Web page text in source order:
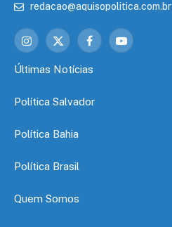
redacao@aquisopolitica.com.br
Instagram
X
FacebookYouTube
Últimas Notícias
Política Salvador
Política Bahia
Política Brasil
Quem Somos